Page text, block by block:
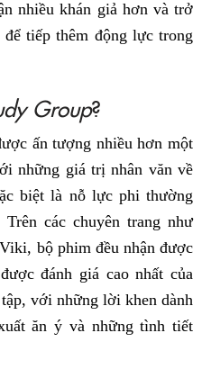
nhiều khán giả hơn và trở
tiếp thêm động lực trong
Group?
ấn tượng nhiều hơn một
những giá trị nhân văn về
biệt là nỗ lực phi thường
các chuyên trang như
bộ phim đều nhận được
đánh giá cao nhất của
với những lời khen dành
ăn ý và những tình tiết